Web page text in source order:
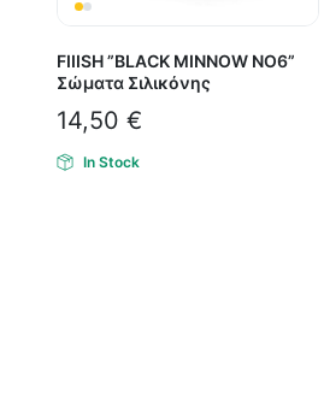
FIIISH ”BLACK MINNOW ΝΟ6”
Σώματα Σιλικόνης
14,50 €
In Stock